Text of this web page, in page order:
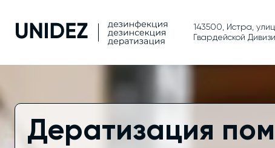
143500, Истра,
Гвардейской
Дератизация